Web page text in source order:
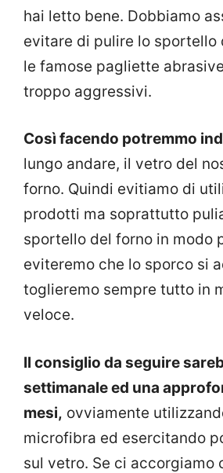
hai letto bene. Dobbiamo
evitare di pulire lo sportello
le famose pagliette
troppo aggressivi.
Così facendo potremmo
lungo andare, il vetro del
forno. Quindi evitiamo di
prodotti ma soprattutto
sportello del forno in modo
eviteremo che lo sporco si
toglieremo sempre tutto in
veloce.
Il consiglio da seguire
settimanale ed una
mesi, ovviamente
microfibra ed esercitando
sul vetro. Se ci accorgiamo